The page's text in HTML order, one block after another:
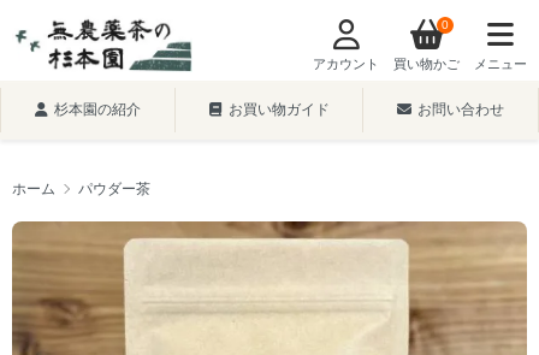
アカウント 買い物かご
0
メニュー
杉本園の紹介 お買い物ガイド お問い合わせ
ホーム パウダー茶